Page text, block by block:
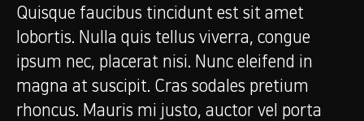
Quisque faucibus tincidunt est sit amet
lobortis. Nulla quis tellus viverra, congue
ipsum nec, placerat nisi. Nunc eleifend in
magna at suscipit. Cras sodales pretium
rhoncus. Mauris mi justo, auctor vel porta